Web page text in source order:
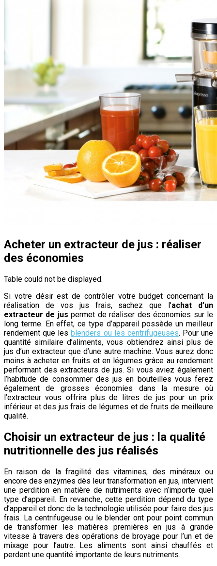
Acheter un extracteur de jus : réaliser
des économies
Table could not be displayed.
Si votre désir est de contrôler votre budget concernant la
réalisation de vos jus frais, sachez que l’achat d’un
extracteur de jus permet de réaliser des économies sur le
long terme. En effet, ce type d’appareil possède un meilleur
rendement que lesblenders ou les centrifugeuses. Pour une
quantité similaire d’aliments, vous obtiendrez ainsi plus de
jus d’un extracteur que d’une autre machine. Vous aurez donc
moins à acheter en fruits et en légumes grâce au rendement
performant des extracteurs de jus. Si vous aviez également
l’habitude de consommer des jus en bouteilles vous ferez
également de grosses économies dans la mesure où
l’extracteur vous offrira plus de litres de jus pour un prix
inférieur et des jus frais de légumes et de fruits de meilleure
qualité.
Choisir un extracteur de jus : la qualité
nutritionnelle des jus réalisés
En raison de la fragilité des vitamines, des minéraux ou
encore des enzymes dès leur transformation en jus, intervient
une perdition en matière de nutriments avec n’importe quel
type d’appareil. En revanche, cette perdition dépend du type
d’appareil et donc de la technologie utilisée pour faire des jus
frais. La centrifugeuse ou le blender ont pour point commun
de transformer les matières premières en jus à grande
vitesse à travers des opérations de broyage pour l’un et de
mixage pour l’autre. Les aliments sont ainsi chauffés et
perdent une quantité importante de leurs nutriments.